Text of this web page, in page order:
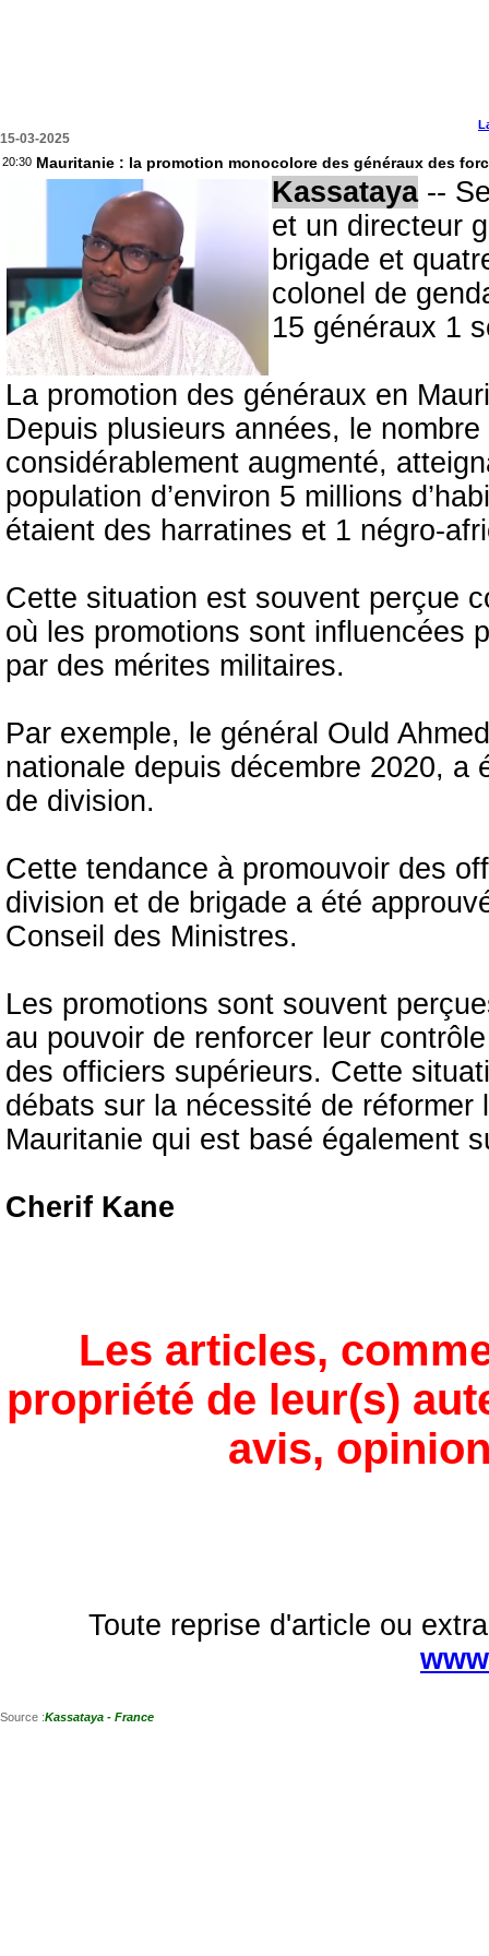
15-03-2025
20:30 Mauritanie : la promotion monocolore des généraux des
Kassataya--
et un directeur
brigade et
colonel de
15 généraux 1
La promotion des généraux en
Depuis plusieurs années, le
considérablement augmenté,
population d’environ 5 millions
étaient des harratines et 1 négro-
Cette situation est souvent perçue
où les promotions sont influencées
par des mérites militaires.
Par exemple, le général Ould
nationale depuis décembre 2020, a
de division.
Cette tendance à promouvoir des
division et de brigade a été
Conseil des Ministres.
Les promotions sont souvent
au pouvoir de renforcer leur
des officiers supérieurs. Cette
débats sur la nécessité de
Mauritanie qui est basé également
Cherif Kane
Les articles,
propriété de leur(s)
avis,
Toute reprise d'article ou
Source :Kassataya - France